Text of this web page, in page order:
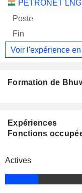
PETRONET
Voir l'expérience
Formation de
Expériences
Fonctions
Actives